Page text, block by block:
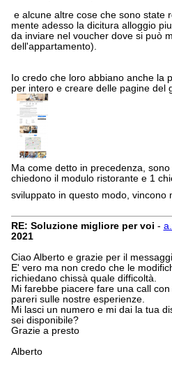
e alcune altre cose che sono state
mente adesso la dicitura alloggio
da inviare nel voucher dove si può
dell'appartamento).
Io credo che loro abbiano anche la
per intero e creare delle pagine del
Ma come detto in precedenza,
chiedono il modulo ristorante e 1
sviluppato in questo modo, vincono
RE: Soluzione migliore per voi -
2021
Ciao Alberto e grazie per il
E' vero ma non credo che le
richiedano chissà quale difficoltà.
Mi farebbe piacere fare una call
pareri sulle nostre esperienze.
Mi lasci un numero e mi dai la tua
sei disponibile?
Grazie a presto
Alberto